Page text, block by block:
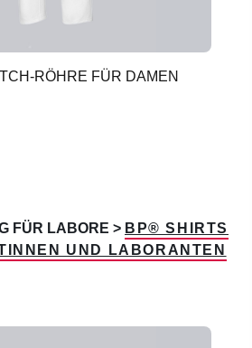
RÖHRE FÜR DAMEN
FÜR LABORE > BP® SHIRTS
UND LABORANTEN